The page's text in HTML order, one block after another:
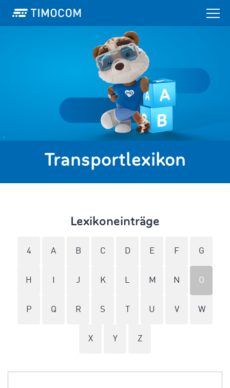
Transportlexikon
Lexikoneinträge
4 A B C D E F G
H J K L M N O
P Q R S U V W
X Y Z